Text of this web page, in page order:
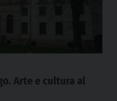
Arte e cultura al